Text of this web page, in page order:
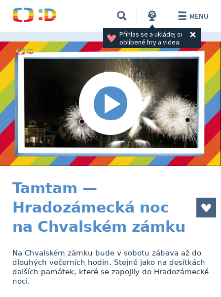
Přihlas se a ukládej si
oblíbené hry a videa.
MENU
Tamtam —
Hradozámecká noc
na Chvalském zámku
Na Chvalském zámku bude v sobotu zábava až do
dlouhých večerních hodin. Stejně jako na desítkách
dalších památek, které se zapojily do Hradozámecké
noci.